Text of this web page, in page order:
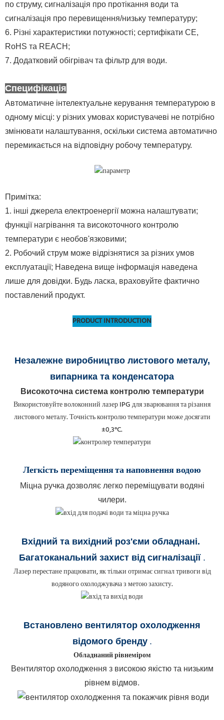
по струму, сигналізація про протікання води та
сигналізація про перевищення/низьку температуру;
6. Різні характеристики потужності; сертифікати CE,
RoHS та REACH;
7. Додатковий обігрівач та фільтр для води.
Специфікація
Автоматичне інтелектуальне керування температурою в
одному місці: у різних умовах користувачеві не потрібно
змінювати налаштування, оскільки система автоматично
перемикається на відповідну робочу температуру.
Примітка:
1. інші джерела електроенергії можна налаштувати;
функції нагрівання та високоточного контролю
температури є необов'язковими;
2. Робочий струм може відрізнятися за різних умов
експлуатації; Наведена вище інформація наведена
лише для довідки. Будь ласка, враховуйте фактично
поставлений продукт.
PRODUCT INTRODUCTION
Незалежне виробництво листового металу,
випарника та конденсатора
Високоточна система контролю температури
Використовуйте волоконний лазер IPG для зварювання та різання
листового металу. Точність контролю температури може досягати
±0,3°C.
Легкість переміщеннята наповнення водою
Міцна ручка дозволяє легко переміщувати водяні
чилери.
Вхідний та вихідний роз'єми обладнані.
Багатоканальний захист від сигналізації.
Лазер перестане працювати, як тільки отримає сигнал тривоги від
водяного охолоджувача з метою захисту.
Встановлено вентилятор охолодження
відомого бренду .
Обладнаний рівнеміром
Вентилятор охолодження з високою якістю та низьким
рівнем відмов.